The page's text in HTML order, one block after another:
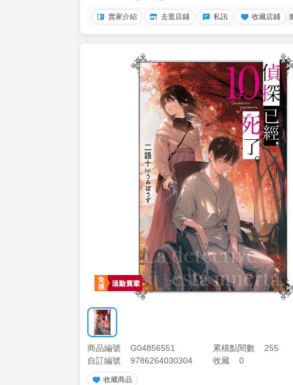
賣家介紹 去逛店鋪 私訊 收藏店鋪
商品編號 G04856551 累積點閱數
255
自訂編號
9786264030304 收藏 0
收藏商品